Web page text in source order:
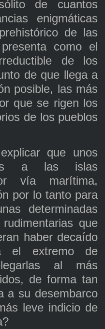
de cuantos
enigmáticas
de las
como el
de los
de que llega a
posible, las más
que se rigen los
de los pueblos
que unos
a las islas
vía marítima,
por lo tanto para
determinadas
que
haber decaído
el extremo de
al más
de forma tan
a su desembarco
leve indicio de